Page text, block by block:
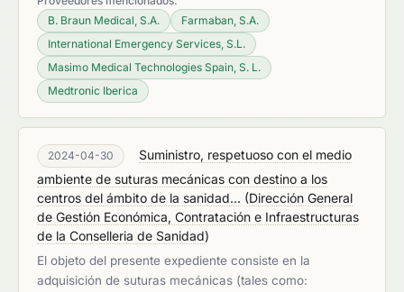
B. Braun Medical, S.A.
Farmaban, S.A.
International Emergency Services, S.L.
Masimo Medical Technologies Spain, S. L.
Medtronic Iberica
2024-04-30
Suministro, respetuoso con el medio
ambiente de suturas mecánicas con destino a los
centros del ámbito de la sanidad... (Dirección General
de Gestión Económica, Contratación e Infraestructuras
de la Conselleria de Sanidad)
El objeto del presente expediente consiste en la
adquisición de suturas mecánicas (tales como: